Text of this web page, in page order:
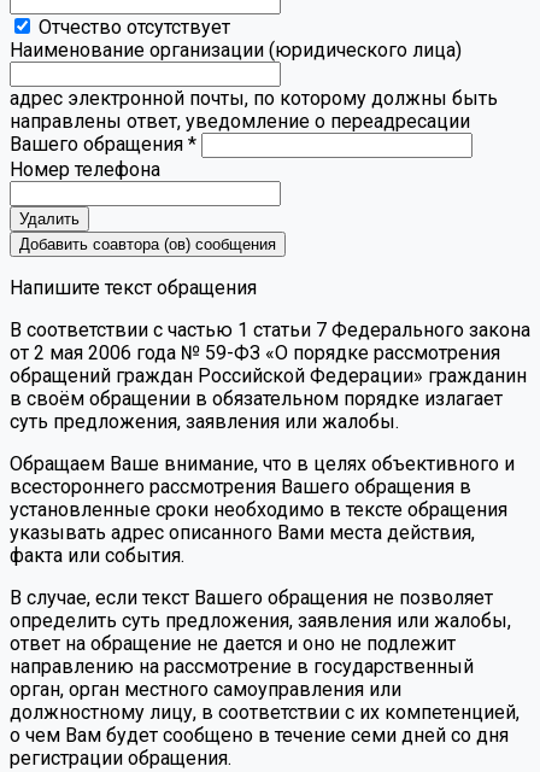
Отчество отсутствует
Наименование организации (юридического лица)
адрес электронной почты, по которому должны быть
направлены ответ, уведомление о переадресации
Вашего обращения *
Номер телефона
Удалить
Добавить соавтора (ов) сообщения
Напишите текст обращения
В соответствии с частью 1 статьи 7 Федерального закона
от 2 мая 2006 года № 59-ФЗ «О порядке рассмотрения
обращений граждан Российской Федерации» гражданин
в своём обращении в обязательном порядке излагает
суть предложения, заявления или жалобы.
Обращаем Ваше внимание, что в целях объективного и
всестороннего рассмотрения Вашего обращения в
установленные сроки необходимо в тексте обращения
указывать адрес описанного Вами места действия,
факта или события.
В случае, если текст Вашего обращения не позволяет
определить суть предложения, заявления или жалобы,
ответ на обращение не дается и оно не подлежит
направлению на рассмотрение в государственный
орган, орган местного самоуправления или
должностному лицу, в соответствии с их компетенцией,
о чем Вам будет сообщено в течение семи дней со дня
регистрации обращения.